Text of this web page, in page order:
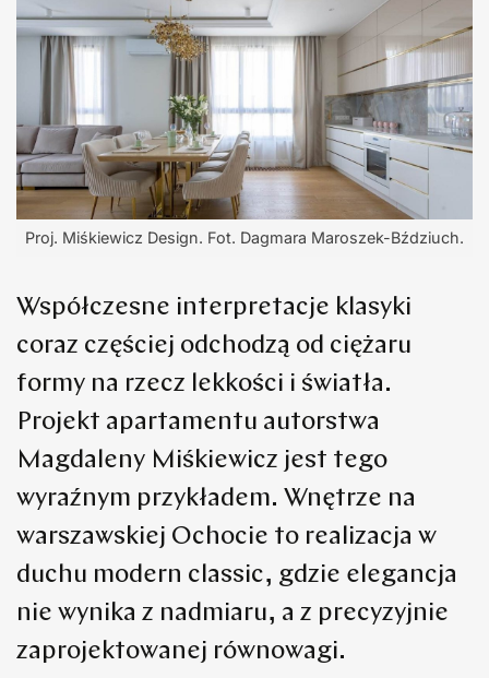
Proj. Miśkiewicz Design. Fot. Dagmara Maroszek-Bździuch.
Współczesne interpretacje klasyki
coraz częściej odchodzą od ciężaru
formy na rzecz lekkości i światła.
Projekt apartamentu autorstwa
Magdaleny Miśkiewicz jest tego
wyraźnym przykładem. Wnętrze na
warszawskiej Ochocie to realizacja w
duchu modern classic, gdzie elegancja
nie wynika z nadmiaru, a z precyzyjnie
zaprojektowanej równowagi.